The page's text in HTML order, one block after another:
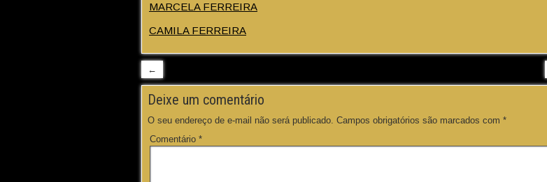
MARCELA FERREIRA
CAMILA FERREIRA
←
Deixe um comentário
O seu endereço de e-mail não será publicado. Campos obrigatórios são marcados com *
Comentário *